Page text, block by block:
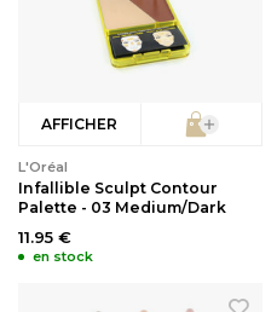
AFFICHER
L'Oréal
Infallible Sculpt Contour
Palette - 03 Medium/Dark
11.95 €
en stock